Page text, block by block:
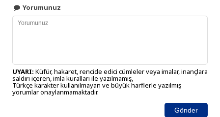
Yorumunuz
UYARI: Küfür, hakaret, rencide edici cümleler veya imalar, inançlara
saldırı içeren, imla kuralları ile yazılmamış,
Türkçe karakter kullanılmayan ve büyük harflerle yazılmış
yorumlar onaylanmamaktadır.
Gönder